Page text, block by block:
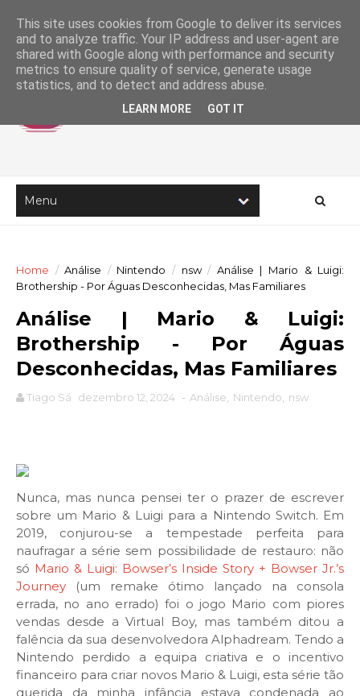
Home / Análise / Nintendo / nsw / Análise | Mario & Luigi:
Brothership - Por Águas Desconhecidas, Mas Familiares
Análise | Mario & Luigi:
Brothership - Por Águas
Desconhecidas, Mas Familiares
Tiago Sá dezembro 12, 2024 - Análise Nintendo nsw
Nunca, mas nunca pensei ter o prazer de escrever
sobre um Mario & Luigi para a Nintendo Switch. Em
2019, conjurou-se a tempestade perfeita para
naufragar a série sem possibilidade de restauro: não
só Mario & Luigi: Bowser’s Inside Story + Bowser Jr.’s
Journey (um remake ótimo lançado na consola
errada, no ano errado) foi o jogo Mario com piores
vendas desde a Virtual Boy, mas também ditou a
falência da sua desenvolvedora Alphadream. Tendo a
Nintendo perdido a equipa criativa e o incentivo
financeiro para criar novos Mario & Luigi, esta série tão
querida da minha infância estava condenada ao
This site uses cookies from Google to deliver its services
and to analyze traffic. Your IP address and user-agent are
shared with Google along with performance and security
metrics to ensure quality of service, generate usage
statistics, and to detect and address abuse.
LEARN MORE GOT IT